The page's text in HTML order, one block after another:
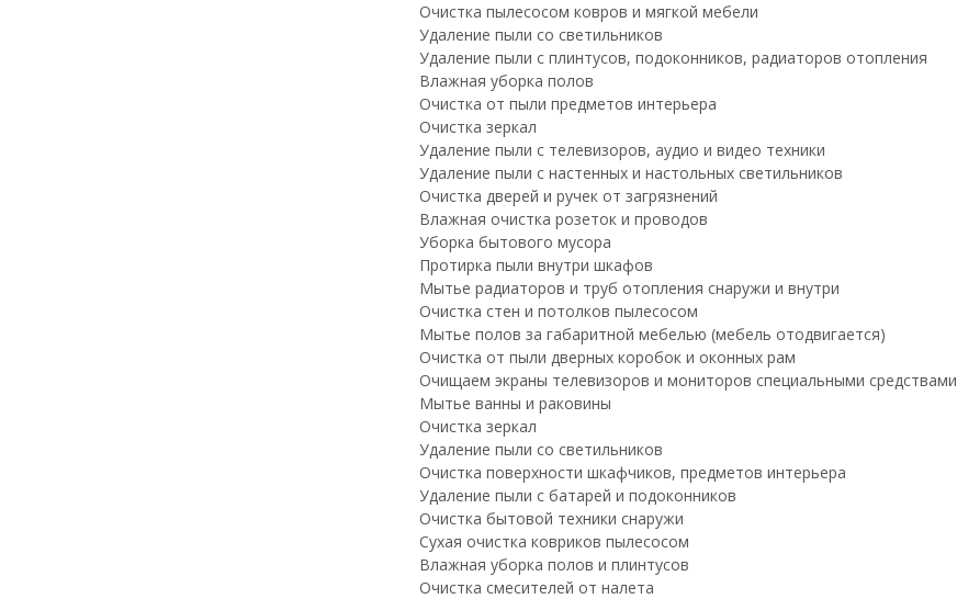
Очистка пылесосом ковров и мягкой мебели
Удаление пыли со светильников
Удаление пыли с плинтусов, подоконников, радиаторов отопления
Влажная уборка полов
Очистка от пыли предметов интерьера
Очистка зеркал
Удаление пыли с телевизоров, аудио и видео техники
Удаление пыли с настенных и настольных светильников
Очистка дверей и ручек от загрязнений
Влажная очистка розеток и проводов
Уборка бытового мусора
Протирка пыли внутри шкафов
Мытье радиаторов и труб отопления снаружи и внутри
Очистка стен и потолков пылесосом
Мытье полов за габаритной мебелью (мебель отодвигается)
Очистка от пыли дверных коробок и оконных рам
Очищаем экраны телевизоров и мониторов специальными средствами
Мытье ванны и раковины
Очистка зеркал
Удаление пыли со светильников
Очистка поверхности шкафчиков, предметов интерьера
Удаление пыли с батарей и подоконников
Очистка бытовой техники снаружи
Сухая очистка ковриков пылесосом
Влажная уборка полов и плинтусов
Очистка смесителей от налета